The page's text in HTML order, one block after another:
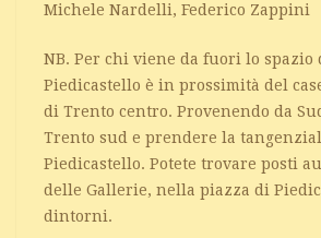
Michele Nardelli, Federico Zappini
NB. Per chi viene da fuori lo spazio
Piedicastello è in prossimità del
di Trento centro. Provenendo da
Trento sud e prendere la
Piedicastello. Potete trovare posti
delle Gallerie, nella piazza di
dintorni.